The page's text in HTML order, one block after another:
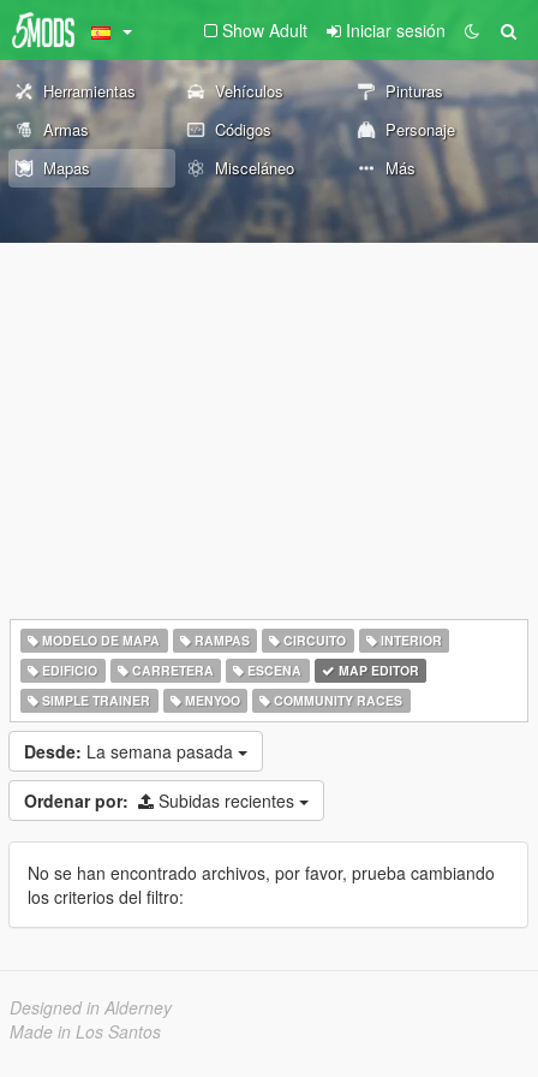
Show Adult Iniciar sesión
Herramientas Vehículos
Pinturas
Armas
Códigos
Personaje
Mapas
Misceláneo Más
MODELO DE MAPA RAMPAS CIRCUITO
INTERIOR
EDIFICIO
CARRETERA ESCENA
MAP EDITOR
SIMPLE TRAINER
MENYOO COMMUNITY RACES
Desde: La semana pasada
Ordenar por: Subidas recientes
No se han encontrado archivos, por favor, prueba cambiando
los criterios del filtro:
Designed in Alderney
Made in Los Santos